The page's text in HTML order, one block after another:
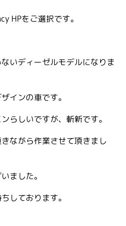
HPをご選択です。
いディーゼルモデルになりま
インの車です。
らしいですが、斬新です。
ながら作業させて頂きまし
ました。
しております。